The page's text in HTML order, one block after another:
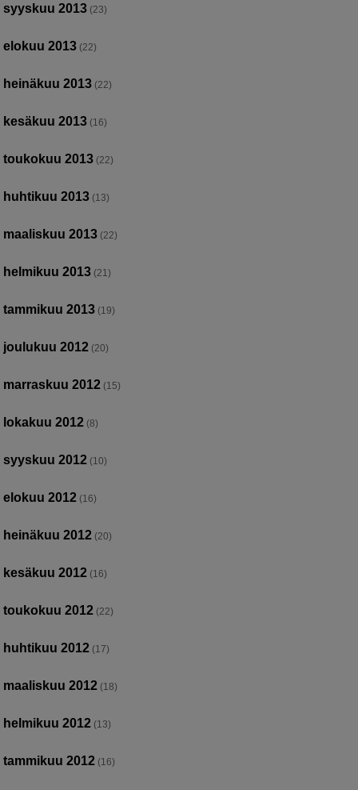
syyskuu 2013 (23)
elokuu 2013 (22)
heinäkuu 2013 (22)
kesäkuu 2013 (16)
toukokuu 2013 (22)
huhtikuu 2013 (13)
maaliskuu 2013 (22)
helmikuu 2013 (21)
tammikuu 2013 (19)
joulukuu 2012 (20)
marraskuu 2012 (15)
lokakuu 2012 (8)
syyskuu 2012 (10)
elokuu 2012 (16)
heinäkuu 2012 (20)
kesäkuu 2012 (16)
toukokuu 2012 (22)
huhtikuu 2012 (17)
maaliskuu 2012 (18)
helmikuu 2012 (13)
tammikuu 2012 (16)